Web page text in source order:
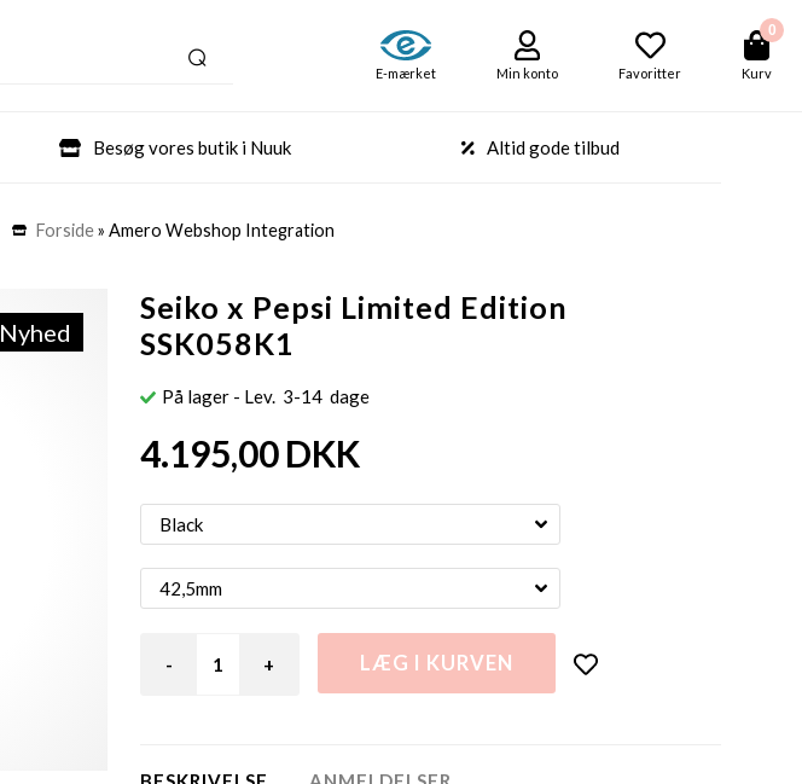
E-mærket Min konto Favoritter
0
Kurv
Besøg vores butik i Nuuk Altid gode tilbud
Forside» Amero Webshop Integration
Nyhed
Seiko x Pepsi Limited Edition
SSK058K1
På lager - Lev. 3-14 dage
4.195,00DKK
- +